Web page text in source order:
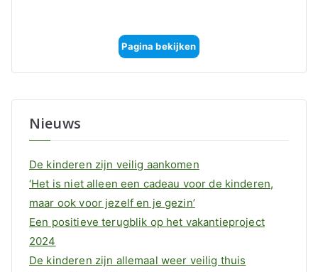
Pagina bekijken
Nieuws
De kinderen zijn veilig aankomen
‘Het is niet alleen een cadeau voor de kinderen,
maar ook voor jezelf en je gezin’
Een positieve terugblik op het vakantieproject
2024
De kinderen zijn allemaal weer veilig thuis